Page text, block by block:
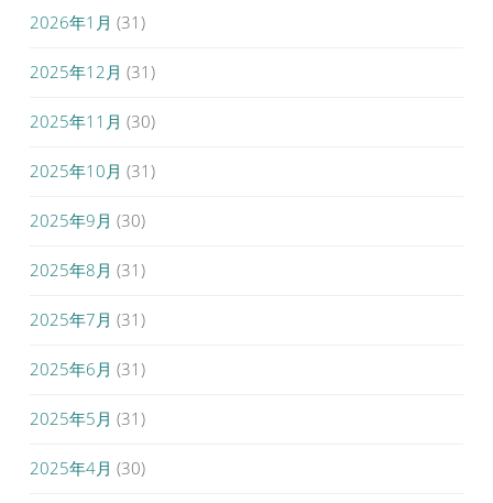
2026年1月 (31)
2025年12月 (31)
2025年11月 (30)
2025年10月 (31)
2025年9月 (30)
2025年8月 (31)
2025年7月 (31)
2025年6月 (31)
2025年5月 (31)
2025年4月 (30)